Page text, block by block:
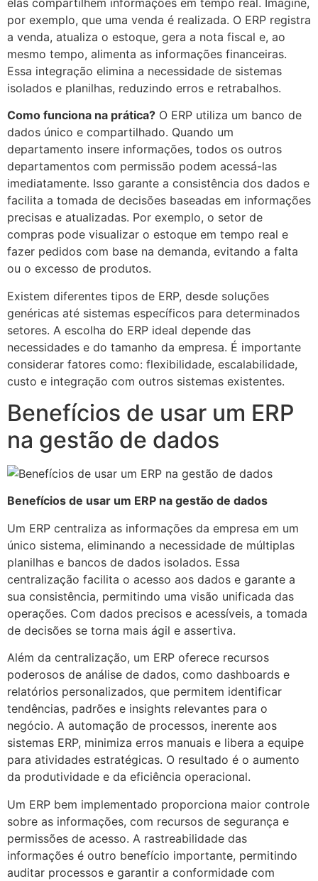
por exemplo, que uma venda é realizada. O ERP registra
a venda, atualiza o estoque, gera a nota fiscal e, ao
mesmo tempo, alimenta as informações financeiras.
Essa integração elimina a necessidade de sistemas
isolados e planilhas, reduzindo erros e retrabalhos.
Como funciona na prática? O ERP utiliza um banco de
dados único e compartilhado. Quando um
departamento insere informações, todos os outros
departamentos com permissão podem acessá-las
imediatamente. Isso garante a consistência dos dados e
facilita a tomada de decisões baseadas em informações
precisas e atualizadas. Por exemplo, o setor de
compras pode visualizar o estoque em tempo real e
fazer pedidos com base na demanda, evitando a falta
ou o excesso de produtos.
Existem diferentes tipos de ERP, desde soluções
genéricas até sistemas específicos para determinados
setores. A escolha do ERP ideal depende das
necessidades e do tamanho da empresa. É importante
considerar fatores como: flexibilidade, escalabilidade,
custo e integração com outros sistemas existentes.
Benefícios de usar um ERP
na gestão de dados
Benefícios de usar um ERP na gestão de dados
Um ERP centraliza as informações da empresa em um
único sistema, eliminando a necessidade de múltiplas
planilhas e bancos de dados isolados. Essa
centralização facilita o acesso aos dados e garante a
sua consistência, permitindo uma visão unificada das
operações. Com dados precisos e acessíveis, a tomada
de decisões se torna mais ágil e assertiva.
Além da centralização, um ERP oferece recursos
poderosos de análise de dados, como dashboards e
relatórios personalizados, que permitem identificar
tendências, padrões e insights relevantes para o
negócio. A automação de processos, inerente aos
sistemas ERP, minimiza erros manuais e libera a equipe
para atividades estratégicas. O resultado é o aumento
da produtividade e da eficiência operacional.
Um ERP bem implementado proporciona maior controle
sobre as informações, com recursos de segurança e
permissões de acesso. A rastreabilidade das
informações é outro benefício importante, permitindo
auditar processos e garantir a conformidade com